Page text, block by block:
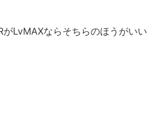
がLvMAXならそちらのほうがいい